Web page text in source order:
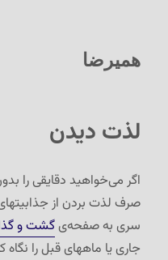
همیرضا
لذت دیدن
اگر می‌خواهید دقایقی را
صرف لذت بردن از
سری به صفحه‌یگشت و
جاری یا ماههای قبل را نگاه